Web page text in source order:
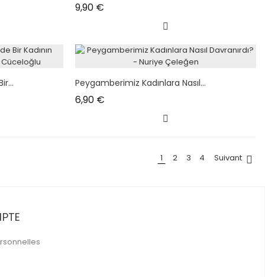
9,90 €
Peygamberimiz Kadınlara Nasıl...
6,90 €
1 2 3 4 Suivant 